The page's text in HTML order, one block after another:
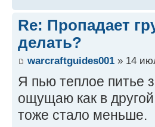
Re: Пропадает
делать?
warcraftguides001 » 14
Я пью теплое питье
ощущаю как в
тоже стало меньше.